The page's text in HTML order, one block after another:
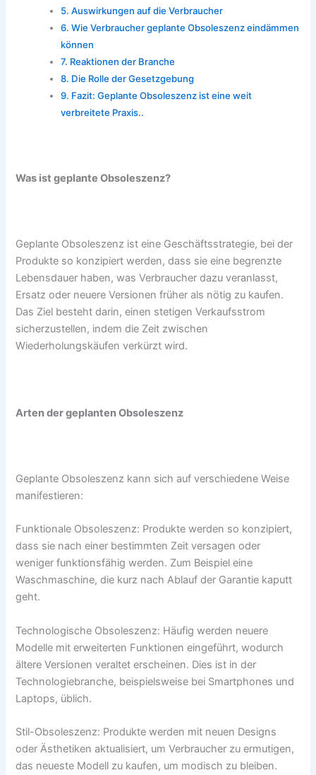
Auswirkungen auf die Verbraucher
Wie Verbraucher geplante Obsoleszenz eindämmen
können
Reaktionen der Branche
Die Rolle der Gesetzgebung
Fazit: Geplante Obsoleszenz ist eine weit
verbreitete Praxis..
Was ist geplante Obsoleszenz?
Geplante Obsoleszenz ist eine Geschäftsstrategie, bei der
Produkte so konzipiert werden, dass sie eine begrenzte
Lebensdauer haben, was Verbraucher dazu veranlasst,
Ersatz oder neuere Versionen früher als nötig zu kaufen.
Das Ziel besteht darin, einen stetigen Verkaufsstrom
sicherzustellen, indem die Zeit zwischen
Wiederholungskäufen verkürzt wird.
Arten der geplanten Obsoleszenz
Geplante Obsoleszenz kann sich auf verschiedene Weise
manifestieren:
Funktionale Obsoleszenz: Produkte werden so konzipiert,
dass sie nach einer bestimmten Zeit versagen oder
weniger funktionsfähig werden. Zum Beispiel eine
Waschmaschine, die kurz nach Ablauf der Garantie kaputt
geht.
Technologische Obsoleszenz: Häufig werden neuere
Modelle mit erweiterten Funktionen eingeführt, wodurch
ältere Versionen veraltet erscheinen. Dies ist in der
Technologiebranche, beispielsweise bei Smartphones und
Laptops, üblich.
Stil-Obsoleszenz: Produkte werden mit neuen Designs
oder Ästhetiken aktualisiert, um Verbraucher zu ermutigen,
das neueste Modell zu kaufen, um modisch zu bleiben.